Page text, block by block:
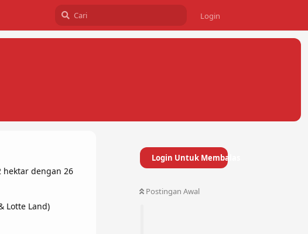
Login
Login Untuk Membalas
Postingan Awal
hektar dengan 26
Lotte Land)